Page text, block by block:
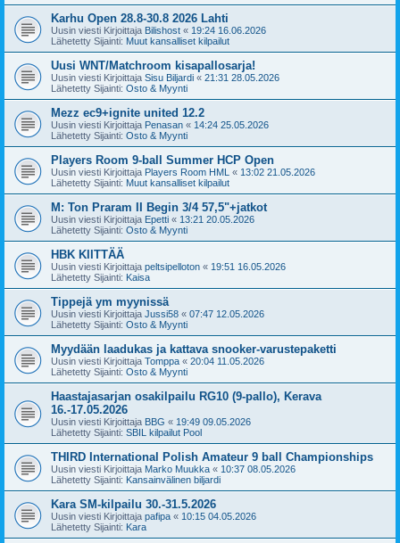
Karhu Open 28.8-30.8 2026 Lahti
Uusin viesti Kirjoittaja Bilishost « 19:24 16.06.2026
Lähetetty Sijainti: Muut kansalliset kilpailut
Uusi WNT/Matchroom kisapallosarja!
Uusin viesti Kirjoittaja Sisu Biljardi « 21:31 28.05.2026
Lähetetty Sijainti: Osto & Myynti
Mezz ec9+ignite united 12.2
Uusin viesti Kirjoittaja Penasan « 14:24 25.05.2026
Lähetetty Sijainti: Osto & Myynti
Players Room 9-ball Summer HCP Open
Uusin viesti Kirjoittaja Players Room HML « 13:02 21.05.2026
Lähetetty Sijainti: Muut kansalliset kilpailut
M: Ton Praram II Begin 3/4 57,5"+jatkot
Uusin viesti Kirjoittaja Epetti « 13:21 20.05.2026
Lähetetty Sijainti: Osto & Myynti
HBK KIITTÄÄ
Uusin viesti Kirjoittaja peltsipelloton « 19:51 16.05.2026
Lähetetty Sijainti: Kaisa
Tippejä ym myynissä
Uusin viesti Kirjoittaja Jussi58 « 07:47 12.05.2026
Lähetetty Sijainti: Osto & Myynti
Myydään laadukas ja kattava snooker-varustepaketti
Uusin viesti Kirjoittaja Tomppa « 20:04 11.05.2026
Lähetetty Sijainti: Osto & Myynti
Haastajasarjan osakilpailu RG10 (9-pallo), Kerava
16.-17.05.2026
Uusin viesti Kirjoittaja BBG « 19:49 09.05.2026
Lähetetty Sijainti: SBIL kilpailut Pool
THIRD International Polish Amateur 9 ball Championships
Uusin viesti Kirjoittaja Marko Muukka « 10:37 08.05.2026
Lähetetty Sijainti: Kansainvälinen biljardi
Kara SM-kilpailu 30.-31.5.2026
Uusin viesti Kirjoittaja pafipa « 10:15 04.05.2026
Lähetetty Sijainti: Kara